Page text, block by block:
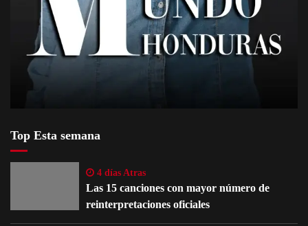
Top Esta semana
4 días Atras
Las 15 canciones con mayor número de
reinterpretaciones oficiales